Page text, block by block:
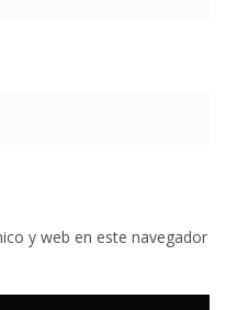
y web en este navegador